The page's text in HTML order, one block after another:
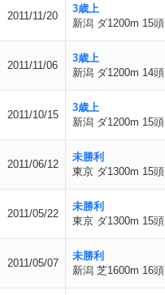
2011/11/20
3歳上
新潟 ダ1200m 15頭
2011/11/06
3歳上
新潟 ダ1200m 14頭
2011/10/15
3歳上
新潟 ダ1200m 15頭
2011/06/12
未勝利
東京 ダ1300m 15頭
2011/05/22
未勝利
東京 ダ1300m 15頭
2011/05/07
未勝利
新潟 芝1600m 16頭